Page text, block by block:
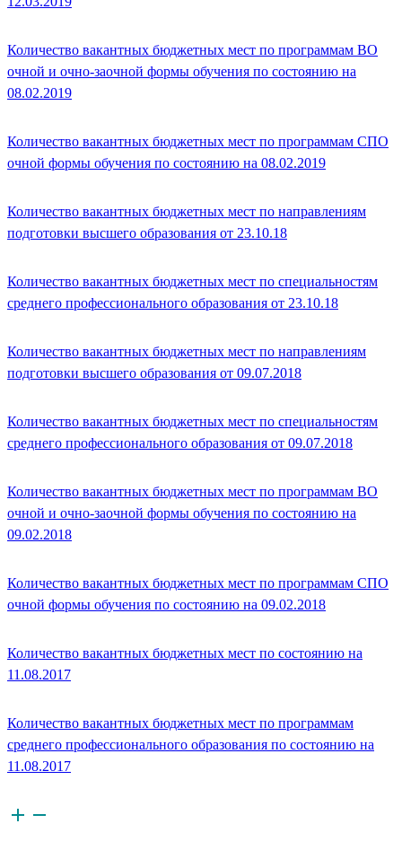
Количество вакантных бюджетных мест по программам ВО
очной и очно-заочной формы обучения по состоянию на
08.02.2019
Количество вакантных бюджетных мест по программам СПО
очной формы обучения по состоянию на 08.02.2019
Количество вакантных бюджетных мест по направлениям
подготовки высшего образования от 23.10.18
Количество вакантных бюджетных мест по специальностям
среднего профессионального образования от 23.10.18
Количество вакантных бюджетных мест по направлениям
подготовки высшего образования от 09.07.2018
Количество вакантных бюджетных мест по специальностям
среднего профессионального образования от 09.07.2018
Количество вакантных бюджетных мест по программам ВО
очной и очно-заочной формы обучения по состоянию на
09.02.2018
Количество вакантных бюджетных мест по программам СПО
очной формы обучения по состоянию на 09.02.2018
Количество вакантных бюджетных мест по состоянию на
11.08.2017
Количество вакантных бюджетных мест по программам
среднего профессионального образования по состоянию на
11.08.2017